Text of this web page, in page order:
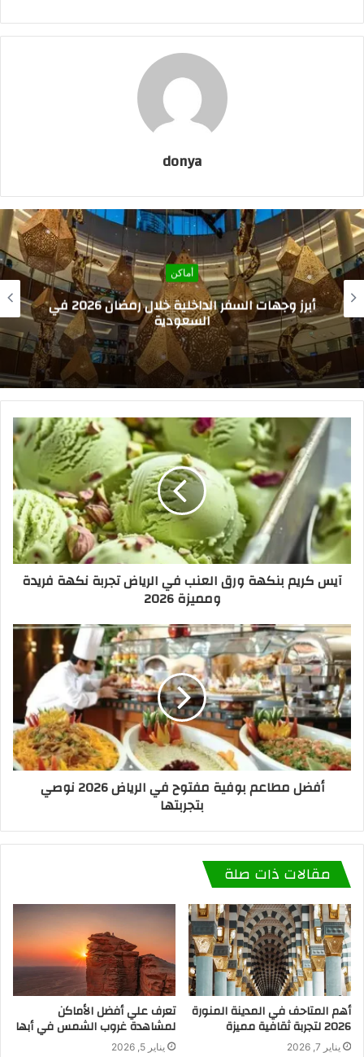
donya
أماكن
أفضل أماكن للزيارة أثناء أداء العمرة 2026: دليل
المواقع التاريخية والترفيهية
آيس كريم بنكهة ورق العنب في الرياض تجربة نكهة فريدة
ومميزة 2026
أفضل مطاعم بوفية مفتوح في الرياض 2026 نوصي
بتجربتها
مقالات ذات صلة
أهم المتاحف في المدينة المنورة
2026 لتجربة ثقافية مميزة
يناير 7, 2026
تعرف علي أفضل الأماكن
لمشاهدة غروب الشمس في أبها
يناير 5, 2026